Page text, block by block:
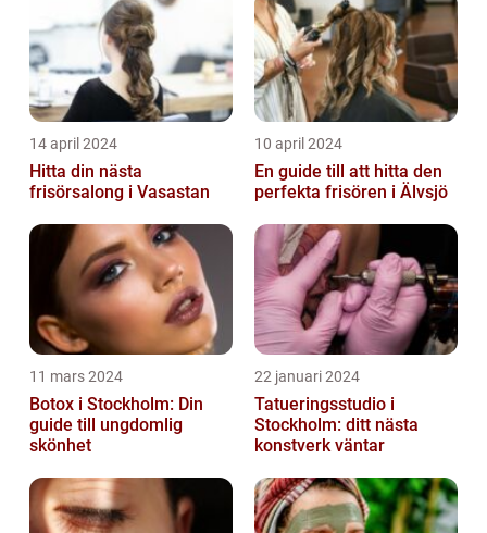
14 april 2024
Hitta din nästa
frisörsalong i Vasastan
10 april 2024
En guide till att hitta den
perfekta frisören i Älvsjö
11 mars 2024
Botox i Stockholm: Din
guide till ungdomlig
skönhet
22 januari 2024
Tatueringsstudio i
Stockholm: ditt nästa
konstverk väntar